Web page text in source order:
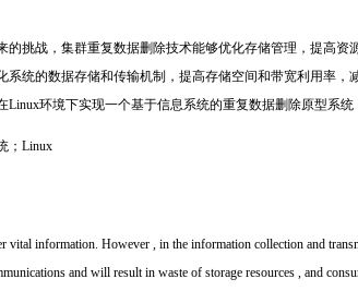
挑战，集群重复数据删除技术能够优化存储管理，提高
统的数据存储和传输机制，提高存储空间和带宽利用率
环境下实现一个基于信息系统的重复数据删除原型系统
；Linux
vital information. However , in the information collection and
and will result in waste of storage resources , and